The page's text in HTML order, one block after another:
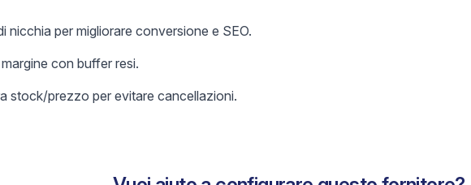
nicchia per migliorare conversione e SEO.
con buffer resi.
stock/prezzo per evitare cancellazioni.